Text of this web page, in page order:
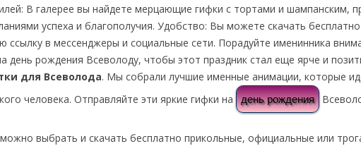
В галерее вы найдете мерцающие гифки с тортами и шампанским,
успеха и благополучия. Удобство: Вы можете скачать
ссылку в мессенджеры и социальные сети. Порадуйте именинника
день рождения Всеволоду, чтобы этот праздник стал еще ярче и
для Всеволода. Мы собрали лучшие именные анимации, которые
человека. Отправляйте эти яркие гифки на
день рождения
выбрать и скачать бесплатно прикольные, официальные или